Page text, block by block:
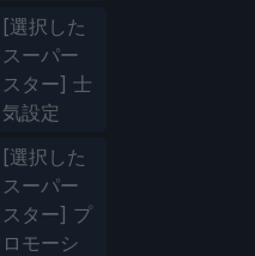
[選択した
スーパー
スター] 士
気設定
[選択した
スーパー
スター] プ
ロモーシ